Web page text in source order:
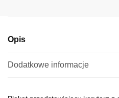
Opis
Dodatkowe informacje